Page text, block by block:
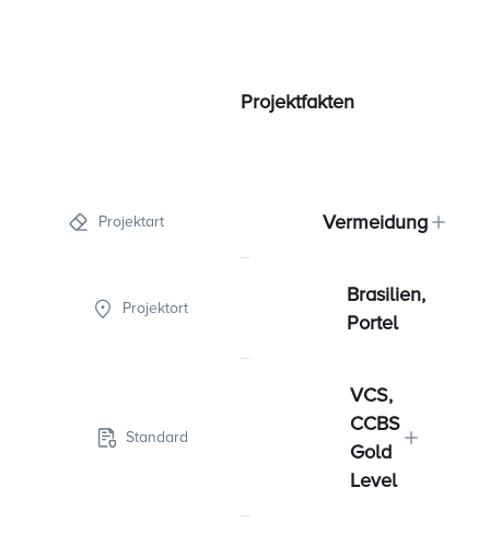
Projektfakten
Projektart Vermeidung
Projektort
Brasilien,
Portel
Standard
VCS,
CCBS
Gold
Level